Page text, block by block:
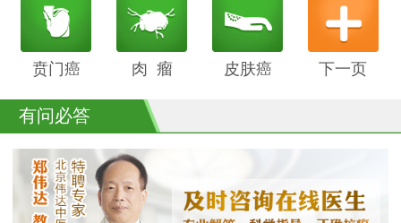
下一页
贲门癌 阴茎癌肉 瘤 白血病皮肤癌
有问必答